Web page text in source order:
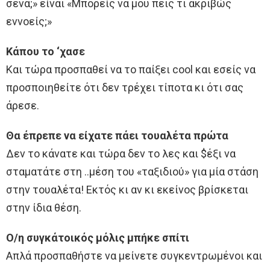
σένα;» είναι «Μπορείς να μου πεις τι ακριβώς
εννοείς;»
Κάπου το ‘χασε
Και τώρα προσπαθεί να το παίξει cool και εσείς να
προσποιηθείτε ότι δεν τρέχει τίποτα κι ότι σας
άρεσε.
Θα έπρεπε να είχατε πάει τουαλέτα πρώτα
Δεν το κάνατε και τώρα δεν το λες και $έξι να
σταματάτε στη ..μέση του «ταξιδιού» για μία στάση
στην τουαλέτα! Εκτός κι αν κι εκείνος βρίσκεται
στην ίδια θέση.
Ο/η συγκάτοικός μόλις μπήκε σπίτι
Απλά προσπαθήστε να μείνετε συγκεντρωμένοι και